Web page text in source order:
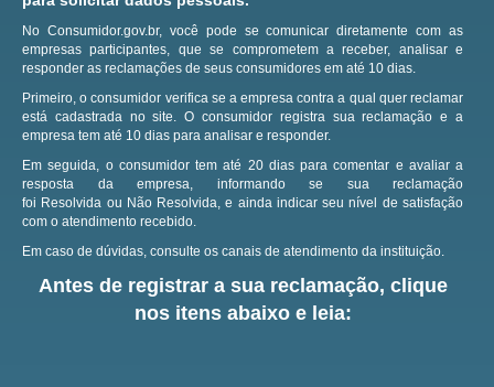
No Consumidor.gov.br, você pode se comunicar diretamente com as
empresas participantes, que se comprometem a receber, analisar e
responder as reclamações de seus consumidores em até 10 dias.
Primeiro, o consumidor verifica se a empresa contra a qual quer reclamar
está cadastrada no site.O consumidor registra sua reclamação e a
empresa tem até 10 dias para analisar e responder.
Em seguida, o consumidor tem até 20 dias para comentar e avaliar a
resposta da empresa, informando se sua reclamação
foi Resolvida ou Não Resolvida, e ainda indicar seu nível de satisfação
com o atendimento recebido.
Em caso de dúvidas, consulte os canais de atendimento da instituição.
Antes de registrar a sua reclamação, clique
nos itens abaixo e leia: